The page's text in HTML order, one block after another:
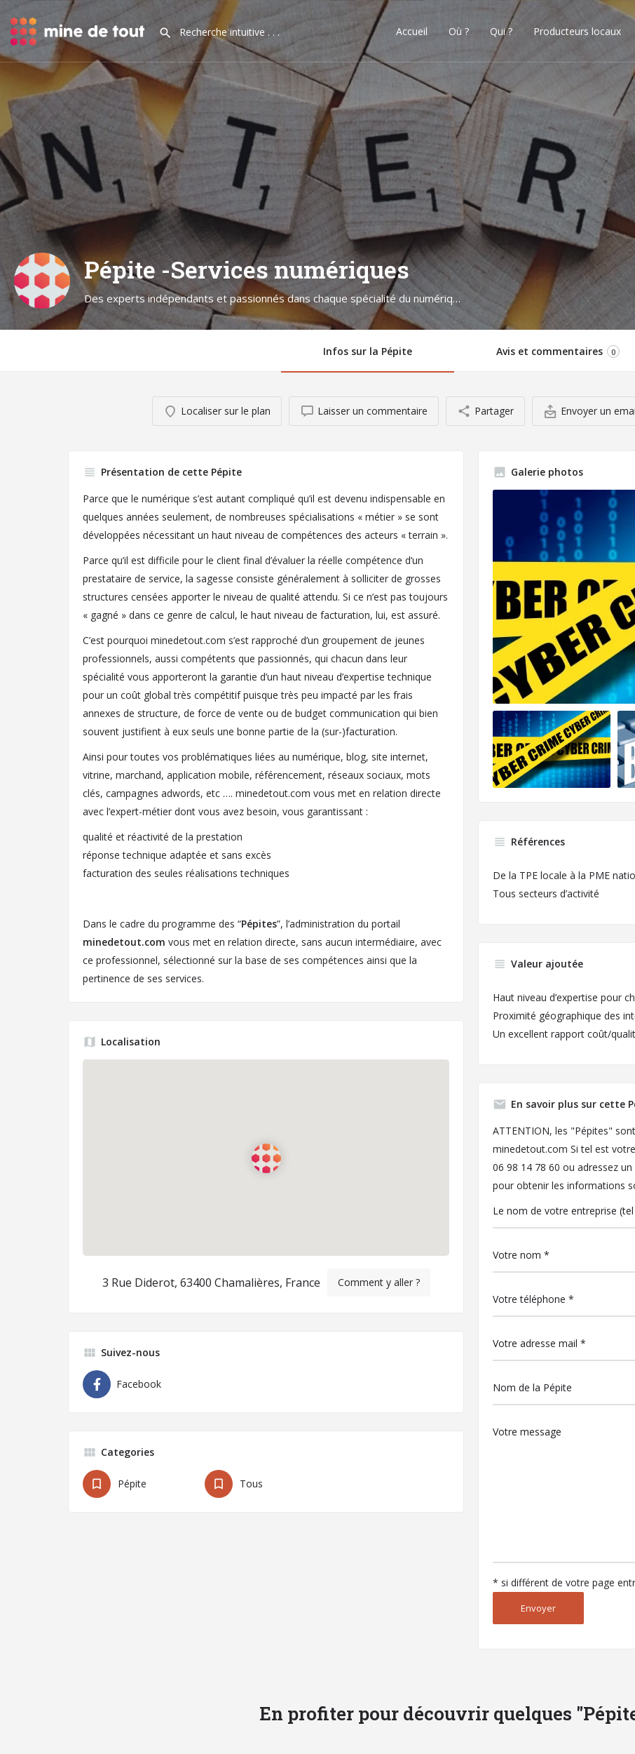
Accueil Où ? Qui ? Producteurs locaux
Pépite -Services numériques
Des experts indépendants et passionnés dans chaque spécialité du numérique
Infos sur la Pépite Avis et commentaires 0
Localiser sur le plan Laisser un commentaire Partager Envoyer un
Présentation de cette Pépite
Parce que le numérique s’est autant compliqué qu’il est devenu indispensable en
quelques années seulement, de nombreuses spécialisations « métier » se sont
développées nécessitant un haut niveau de compétences des acteurs « terrain ».
Parce qu’il est difficile pour le client final d’évaluer la réelle compétence d’un
prestataire de service, la sagesse consiste généralement à solliciter de grosses
structures censées apporter le niveau de qualité attendu. Si ce n’est pas toujours
« gagné » dans ce genre de calcul, le haut niveau de facturation, lui, est assuré.
C’est pourquoi minedetout.com s’est rapproché d’un groupement de jeunes
professionnels, aussi compétents que passionnés, qui chacun dans leur
spécialité vous apporteront la garantie d’un haut niveau d’expertise technique
pour un coût global très compétitif puisque très peu impacté par les frais
annexes de structure, de force de vente ou de budget communication qui bien
souvent justifient à eux seuls une bonne partie de la (sur-)facturation.
Ainsi pour toutes vos problématiques liées au numérique, blog, site internet,
vitrine, marchand, application mobile, référencement, réseaux sociaux, mots
clés, campagnes adwords, etc …. minedetout.com vous met en relation directe
avec l’expert-métier dont vous avez besoin, vous garantissant :
qualité et réactivité de la prestation
réponse technique adaptée et sans excès
facturation des seules réalisations techniques
Dans le cadre du programme des “Pépites”, l’administration du portail
minedetout.com vous met en relation directe, sans aucun intermédiaire, avec
ce professionnel, sélectionné sur la base de ses compétences ainsi que la
pertinence de ses services.
Galerie photos
Références
De la TPE locale à la PME
Tous secteurs d’activité
Valeur ajoutée
Haut niveau d’expertise pour
Proximité géographique des
Un excellent rapport coût/
Localisation
3 Rue Diderot, 63400 Chamalières, France Comment y aller ?
En savoir plus sur cette
ATTENTION, les "Pépites"
minedetout.com Si tel est
06 98 14 78 60 ou adressez
pour obtenir les informations
* si différent de votre page
Suivez-nous
Facebook
Categories
Pépite Tous
En profiter pour découvrir quelques